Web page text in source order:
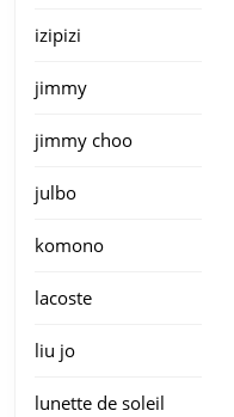
izipizi
jimmy
jimmy choo
julbo
komono
lacoste
liu jo
lunette de soleil